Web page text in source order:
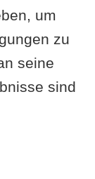
um
zu
seine
sind